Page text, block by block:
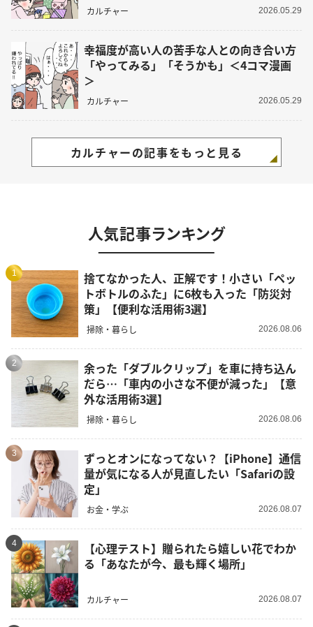
カルチャー 2026.05.29
幸福度が高い人の苦手な人との向き合い方
「やってみる」「そうかも」＜4コマ漫画
＞
カルチャー 2026.05.29
カルチャーの記事をもっと見る
人気記事ランキング
1
捨てなかった人、正解です！小さい「ペッ
トボトルのふた」に6枚も入った「防災対
策」【便利な活用術3選】
掃除・暮らし 2026.08.06
2
余った「ダブルクリップ」を車に持ち込ん
だら…「車内の小さな不便が減った」【意
外な活用術3選】
掃除・暮らし 2026.08.06
3
ずっとオンになってない？【iPhone】通信
量が気になる人が見直したい「Safariの設
定」
お金・学ぶ 2026.08.07
4
【心理テスト】贈られたら嬉しい花でわか
る「あなたが今、最も輝く場所」
カルチャー 2026.08.07